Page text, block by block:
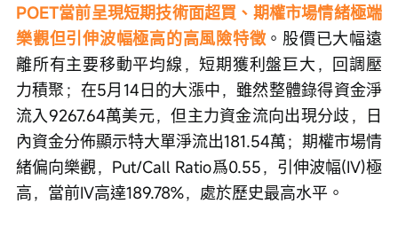
POET當前呈現短期技術面超買、期權市場情緒極端
樂觀但引伸波幅極高的高風險特徵。股價已大幅遠
離所有主要移動平均線，短期獲利盤巨大，回調壓
力積聚；在5月14日的大漲中，雖然整體錄得資金淨
流入9267.64萬美元，但主力資金流向出現分歧，日
內資金分佈顯示特大單淨流出181.54萬；期權市場情
緒偏向樂觀，Put/Call Ratio爲0.55，引伸波幅(IV)極
高，當前IV高達189.78%，處於歷史最高水平。